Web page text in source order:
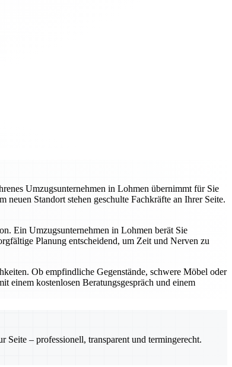
Umzugsunternehmen in Lohmen übernimmt für Sie
Standort stehen geschulte Fachkräfte an Ihrer Seite.
Ein Umzugsunternehmen in Lohmen berät Sie
Planung entscheidend, um Zeit und Nerven zu
Ob empfindliche Gegenstände, schwere Möbel oder
einem kostenlosen Beratungsgespräch und einem
Seite – professionell, transparent und termingerecht.